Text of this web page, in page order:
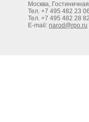
Москва,
Тел. +7 495 482 23 06
Тел. +7 495 482 28 82
E-mail: narod@rpo.ru